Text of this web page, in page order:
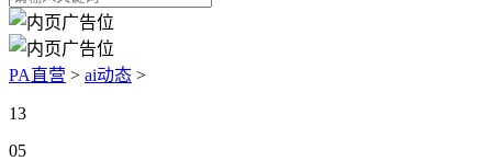
PA直营 > ai动态 >
13
05